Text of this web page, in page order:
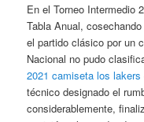
En el Torneo Intermedio
Tabla Anual,
el partido clásico por un
Nacional no pudo
2021 camiseta los lakers
técnico designado el
considerablemente,